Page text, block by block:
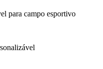
para campo esportivo